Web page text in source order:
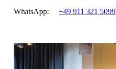
WhatsApp: +49 911 321 5099